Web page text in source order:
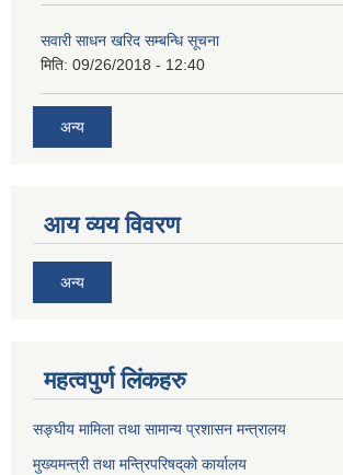
सवारी साधन खरिद सम्बन्धि सूचना
मिति: 09/26/2018 - 12:40
अन्य
आय व्यय विवरण
अन्य
महत्वपुर्ण लिंकहरु
सङ्घीय मामिला तथा सामान्य प्रशासन मन्त्रालय
मुख्यमन्त्री तथा मन्त्रिपरिषद्‌को कार्यालय